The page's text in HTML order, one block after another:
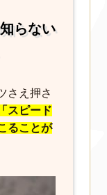
らない
さえ押さ
スピード
ることが